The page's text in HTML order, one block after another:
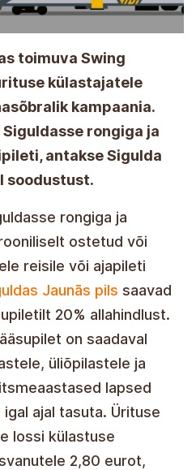
toimuva Swing
külastajatele
kampaania.
rongiga ja
antakse Sigulda
soodustust.
rongiga ja
ostetud või
reisile või ajapileti
Jaunās pils saavad
20% allahindlust.
on saadaval
üliõpilastele ja
lapsed
ajal tasuta. Ürituse
lossi külastuse
2,80 eurot,